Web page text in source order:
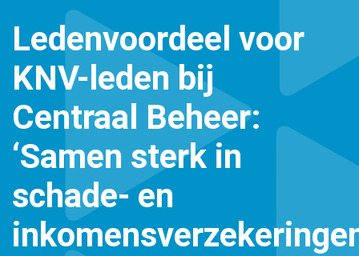
belang van personenvervoer
en Taxi
Vervoer
Mobility
stichtingen en verenigingen
Over ons
ons
us ǀ English
worden
Agenda
Kennisportaal
Vervoer
Contact
Ledenvoordeel voor
KNV-leden bij
Centraal Beheer:
‘Samen sterk in
schade- en